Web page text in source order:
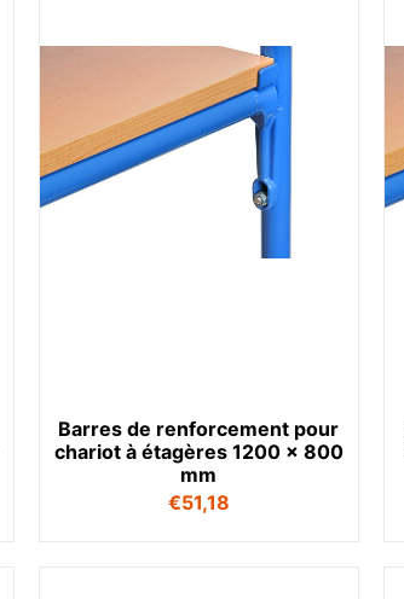
Barres de renforcement pour
chariot à étagères 1200 x 800
mm
€51,18